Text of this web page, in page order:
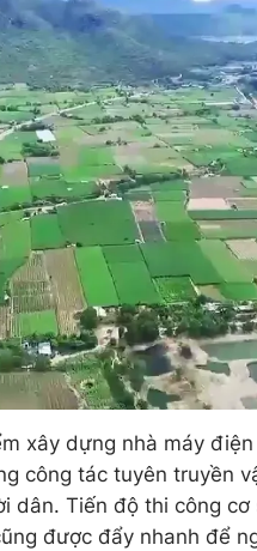
xây dựng nhà máy
công tác tuyên truyền
dân. Tiến độ thi công
được đẩy nhanh để